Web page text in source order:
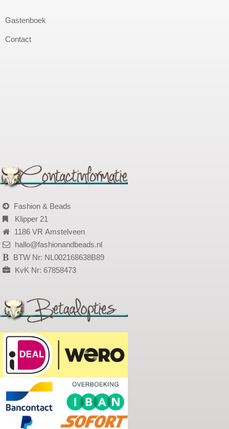
Gastenboek
Contact
Fashion & Beads
Klipper 21
1186 VR Amstelveen
hallo@fashionandbeads.nl
BTW Nr: NL002168638B89
KvK Nr: 67858473